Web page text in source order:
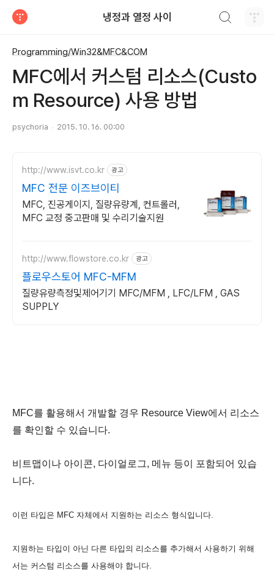
냉정과 열정 사이
Programming/Win32&MFC&COM
MFC에서 커스텀 리소스(Custo
m Resource) 사용 방법
psychoria 2015. 10. 16. 00:00
http://www.isvt.co.kr 광고
MFC 전문 이즈브이티
MFC, 진공게이지, 질량유량계, 컨트롤러,
MFC 교정 중고판매 및 수리기술지원
http://www.flowstore.co.kr 광고
플로우스토어 MFC-MFM
질량유량측정및제어기기 MFC/MFM , LFC/LFM , GAS
SUPPLY
MFC를 활용해서 개발할 경우 Resource View에서 리소스
를 확인할 수 있습니다.
비트맵이나 아이콘, 다이얼로그, 메뉴 등이 포함되어 있습
니다.
이런 타입은 MFC 자체에서 지원하는 리소스 형식입니다.
지원하는 타입이 아닌 다른 타입의 리소스를 추가해서 사용하기 위해
서는 커스텀 리소스를 사용해야 합니다.